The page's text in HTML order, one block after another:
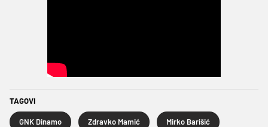
TAGOVI
GNK Dinamo Zdravko Mamić Mirko Barišić